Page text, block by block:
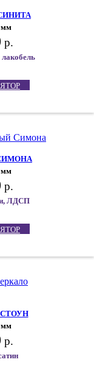
р.
лакобель
р.
ЛДСП
р.